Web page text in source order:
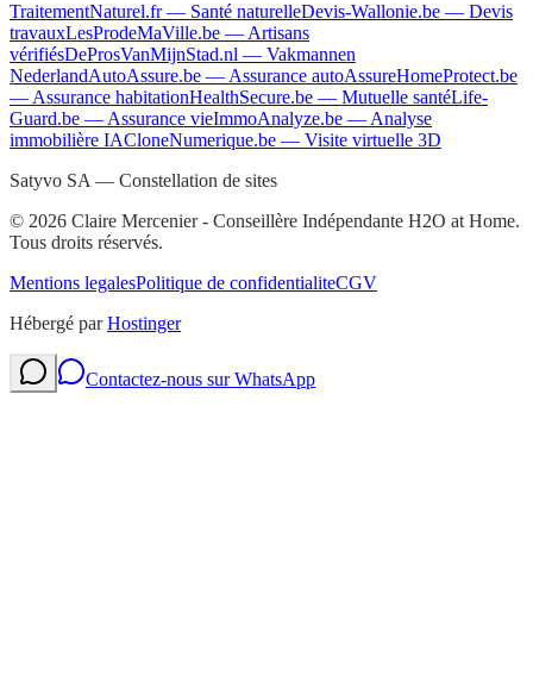
TraitementNaturel.fr— Santé naturelleDevis-Wallonie.be — Devis
travauxLesProdeMaVille.be — Artisans
vérifiésDeProsVanMijnStad.nl — Vakmannen
NederlandAutoAssure.be — Assurance autoAssureHomeProtect.be
— Assurance habitationHealthSecure.be — Mutuelle santéLife-
Guard.be — Assurance vieImmoAnalyze.be — Analyse
immobilière IACloneNumerique.be — Visite virtuelle 3D
Satyvo SA — Constellation de sites
© 2026 Claire Mercenier - Conseillère Indépendante H2O at Home.
Tous droits réservés.
Mentions legalesPolitique de confidentialiteCGV
Hébergé par Hostinger
Contactez-nous sur WhatsApp